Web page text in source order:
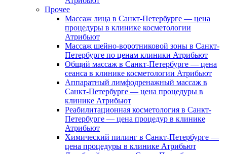
Прочее
Массаж лица в Санкт-Петербурге — цена
процедуры в клинике косметологии
Атрибьют
Массаж шейно-воротниковой зоны в Санкт-
Петербурге по ценам клиники Атрибьют
Общий массаж в Санкт-Петербурге — цена
сеанса в клинике косметологии Атрибьют
Аппаратный лимфодренажный массаж в
Санкт-Петербурге — цена процедуры в
клинике Атрибьют
Реабилитационная косметология в Санкт-
Петербурге — цена процедур в клинике
Атрибьют
Химический пилинг в Санкт-Петербурге —
цена процедуры в клинике Атрибьют